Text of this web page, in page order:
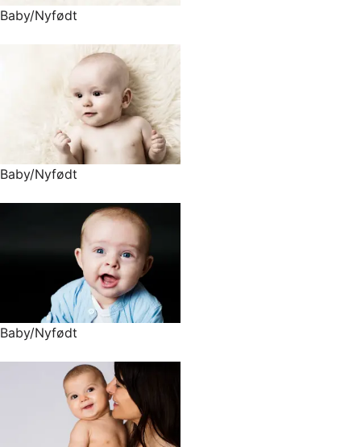
Baby/Nyfødt
Baby/Nyfødt
Baby/Nyfødt